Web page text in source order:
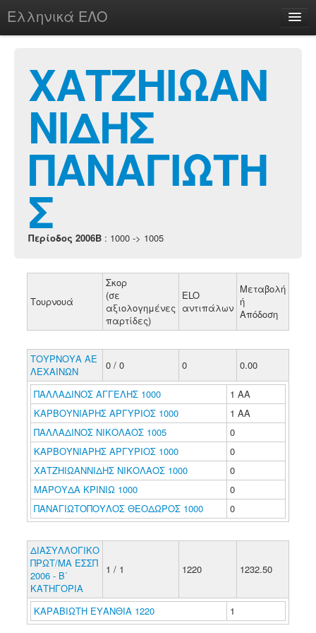
Ελληνικά ΕΛΟ
chesstu.be @ discord
Login
ΧΑΤΖΗΙΩΑΝ
ΝΙΔΗΣ
ΠΑΝΑΓΙΩΤΗ
Σ
Περίοδος 2006B : 1000 -> 1005
Τουρνουά
Σκορ
(σε
αξιολογημένες
παρτίδες)
ELO
αντιπάλων
Μεταβολή
ή
Απόδοση
ΤΟΥΡΝΟΥΑ ΑΕ
ΛΕΧΑΙΝΩΝ
0 / 0 0 0.00
ΠΑΛΛΑΔΙΝΟΣ ΑΓΓΕΛΗΣ 1000
1 ΑΑ
ΚΑΡΒΟΥΝΙΑΡΗΣ ΑΡΓΥΡΙΟΣ 1000
1 ΑΑ
ΠΑΛΛΑΔΙΝΟΣ ΝΙΚΟΛΑΟΣ 1005
0
ΚΑΡΒΟΥΝΙΑΡΗΣ ΑΡΓΥΡΙΟΣ 1000
0
ΧΑΤΖΗΙΩΑΝΝΙΔΗΣ ΝΙΚΟΛΑΟΣ 1000
0
ΜΑΡΟΥΔΑ ΚΡΙΝΙΩ 1000
0
ΠΑΝΑΓΙΩΤΟΠΟΥΛΟΣ ΘΕΟΔΩΡΟΣ 1000
0
ΔΙΑΣΥΛΛΟΓΙΚΟ
ΠΡΩΤ/ΜΑ ΕΣΣΠ
2006 - Β΄
ΚΑΤΗΓΟΡΙΑ
1 / 1 1220 1232.50
ΚΑΡΑΒΙΩΤΗ ΕΥΑΝΘΙΑ 1220 1